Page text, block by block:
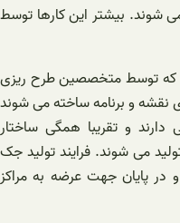
شوند. بیشتر این کارها توسط
که توسط متخصصین طرح ریزی
و برنامه ساخته می شوند
و تقریبا همگی ساختار
می شوند. فرایند تولید جک
در پایان جهت عرضه به مراکز